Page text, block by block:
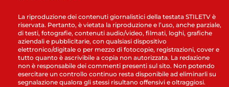
La riproduzione dei contenuti giornalistici della testata STILETV è
riservata. Pertanto, è vietata la riproduzione e l’uso, anche parziale,
di testi, fotografie, contenuti audio/video, filmati, loghi, grafiche
aziendali e pubblicitarie, con qualsiasi dispositivo
elettronico/digitale o per mezzo di fotocopie, registrazioni, cover e
tutto quanto è ascrivibile a copia non autorizzata. La redazione
non è responsabile dei commenti presenti sul sito. Non potendo
esercitare un controllo continuo resta disponibile ad eliminarli su
segnalazione qualora gli stessi risultano offensivi e oltraggiosi.